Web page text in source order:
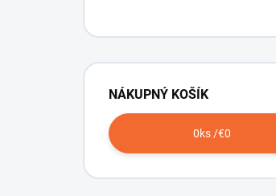
NÁKUPNÝ KOŠÍK
0ks /€0